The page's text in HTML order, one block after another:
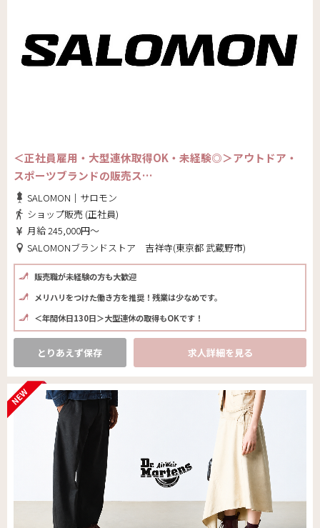
＜正社員雇用・大型連休取得OK・未経験◎＞アウトドア・
スポーツブランドの販売ス…
SALOMON｜サロモン
ショップ販売 (正社員)
月給 245,000円～
SALOMONブランドストア 吉祥寺(東京都 武蔵野市)
販売職が未経験の方も大歓迎
メリハリをつけた働き方を推奨！残業は少なめです。
＜年間休日130日＞大型連休の取得もOKです！
とりあえず保存 求人詳細を見る